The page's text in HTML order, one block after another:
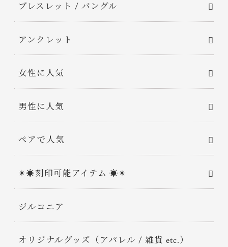
ブレスレット / バングル
アンクレット
女性に人気
男性に人気
ペアで人気
✴︎☀︎刻印可能アイテム ☀︎✴︎
ジルコニア
オリジナルグッズ（アパレル / 雑貨 etc.）